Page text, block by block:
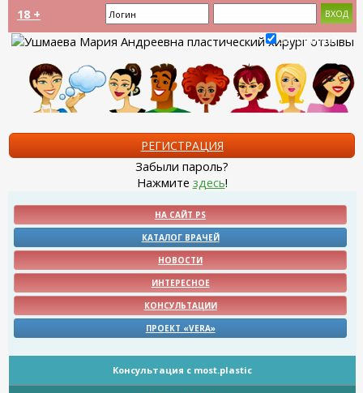
18 +
Запомнить?
РЕГИСТРАЦИЯ
Забыли пароль?
Нажмите здесь!
НА САЙТ PS
КАТАЛОГ ВРАЧЕЙ
НОВОСТИ
ИНТЕРЕСНОЕ
КОНСУЛЬТАЦИИ
ПРОЕКТ «VERA»
Консультация с most.plastic